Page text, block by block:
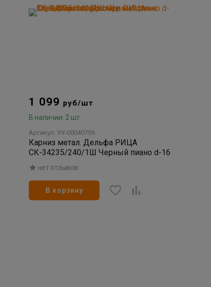
1 099 руб/шт
В наличии: 2 шт
Артикул: УУ-00040759
Карниз метал. Дельфа РИЦА
СК-34235/240/1Ш Черный пиано d-16
нет отзывов
В корзину